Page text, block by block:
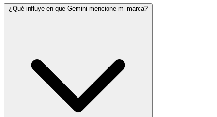
¿Qué influye en que Gemini mencione mi marca?